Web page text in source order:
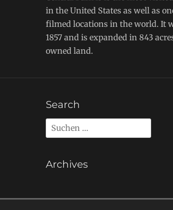
in the United States as well as
filmed locations in the world. It
1857 and is expanded in 843
owned land.
Search
Archives